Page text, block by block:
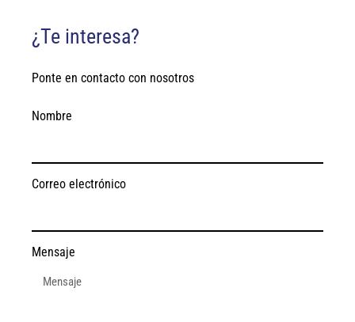
¿Te interesa?
Ponte en contacto con nosotros
Nombre
Correo electrónico
Mensaje